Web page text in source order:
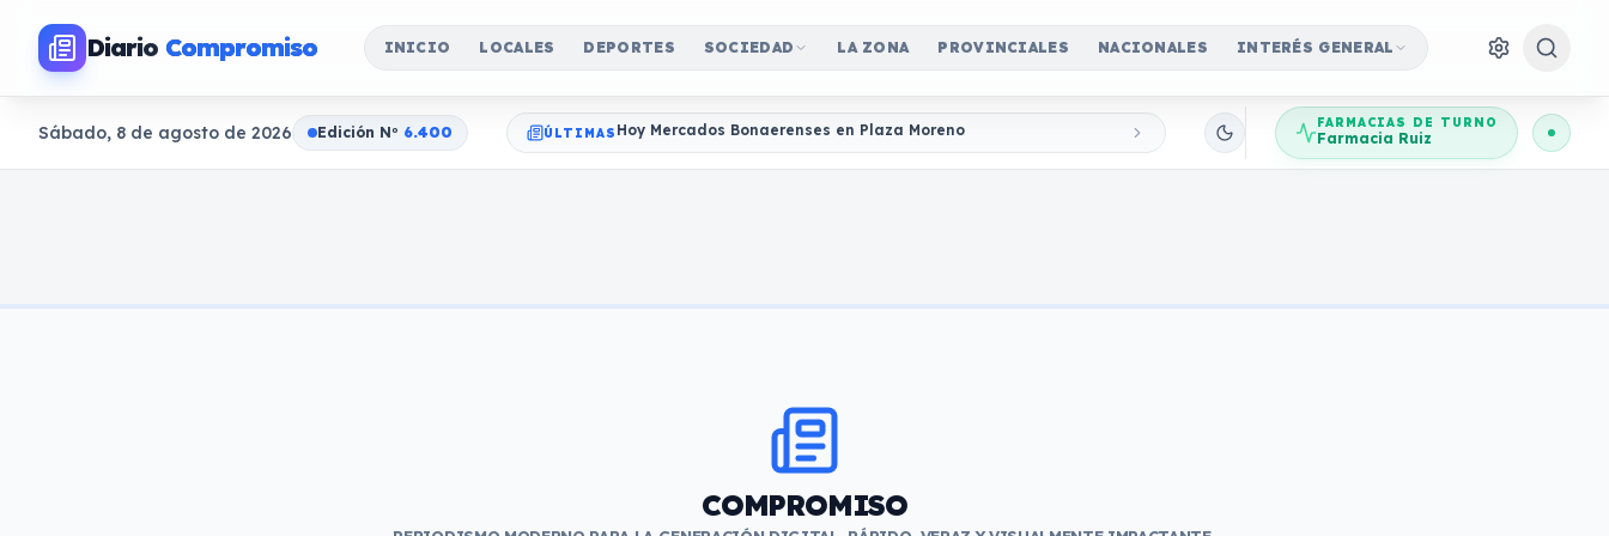
Diario Compromiso INICIO LOCALES DEPORTES SOCIEDAD LA ZONA PROVINCIALES NACIONALES INTERÉS GENERAL
Sábado, 8 de agosto de 2026 Edición No 6.400 ÚLTIMAS Hoy Mercados Bonaerenses en Plaza Moreno FARMACIAS DE TURNO
Farmacia Ruiz
COMPROMISO